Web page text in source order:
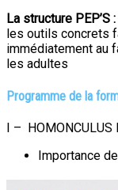
La structure PEP’S :
les outils concrets
immédiatement au
les adultes
Programme de la
I – HOMONCULUS
Importance